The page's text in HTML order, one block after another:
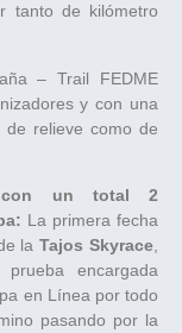
tanto de kilómetro
– Trail FEDME
y con una
de relieve como de
con un total 2
La primera fecha
laTajos Skyrace
encargada
en Línea por todo
pasando por la